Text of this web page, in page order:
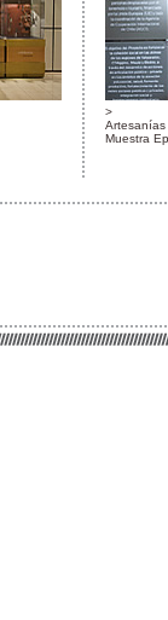
Artesanías
Muestra